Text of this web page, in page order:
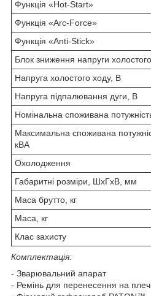
Функція «Hot-Start»
Функція «Arc-Force»
Функція «Anti-Stick»
Блок зниження напруги
Напруга холостого ходу, В
Напруга підпалювання дуги, В
Номінальна споживана
Максимальна споживана
кВA
Охолодження
Габаритні розміри, ШxГxВ, мм
Маса брутто, кг
Маса, кг
Клас захисту
Комплектація:
- Зварювальний апарат
- Ремінь для перенесення на